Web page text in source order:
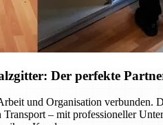
Der perfekte
und Organisation verbunden.
Transport – mit professioneller